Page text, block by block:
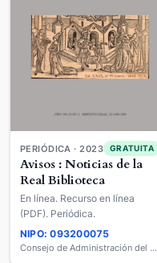
PERIÓDICA · 2023 GRATUITA
Avisos : Noticias de la
Real Biblioteca
En línea. Recurso en línea
(PDF). Periódica.
NIPO: 093200075
Consejo de Administración del Patrimonio Nacional